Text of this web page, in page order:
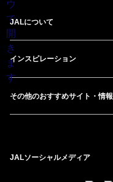
JALについて
インスピレーション
その他のおすすめサイト・情報
JALソーシャルメディア